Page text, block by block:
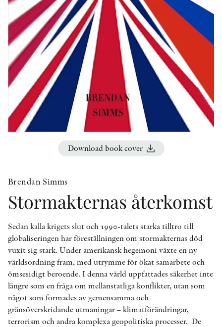
PEER REVIEW PROCESS
Download book cover
Brendan Simms
Stormakternas återkomst
Sedan kalla krigets slut och 1990-talets starka tilltro till
globaliseringen har föreställningen om stormakternas död
vuxit sig stark. Under amerikansk hegemoni växte en ny
världsordning fram, med utrymme för ökat samarbete och
ömsesidigt beroende. I denna värld uppfattades säkerhet inte
längre som en fråga om mellanstatliga konflikter, utan som
något som formades av gemensamma och
gränsöverskridande utmaningar – klimatförändringar,
terrorism och andra komplexa geopolitiska processer. De